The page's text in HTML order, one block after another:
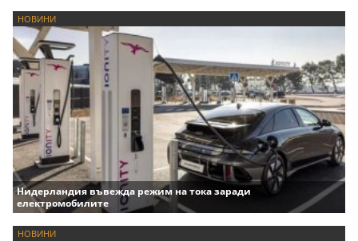
НОВИНИ
Нидерландия въвежда режим на тока заради
електромобилите
НОВИНИ